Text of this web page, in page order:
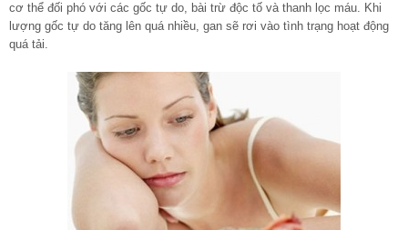
cơ thể đối phó với các gốc tự do, bài trừ độc tố và thanh lọc máu. Khi
lượng gốc tự do tăng lên quá nhiều, gan sẽ rơi vào tình trạng hoạt động
quá tải.